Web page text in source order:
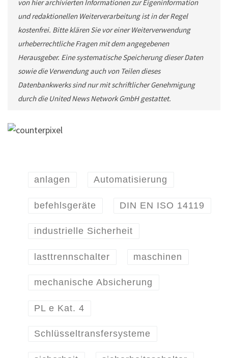
von hier archivierten Informationen zur Eigeninformation
und redaktionellen Weiterverarbeitung ist in der Regel
kostenfrei. Bitte klären Sie vor einer Weiterverwendung
urheberrechtliche Fragen mit dem angegebenen
Herausgeber. Eine systematische Speicherung dieser Daten
sowie die Verwendung auch von Teilen dieses
Datenbankwerks sind nur mit schriftlicher Genehmigung
durch die United News Network GmbH gestattet.
anlagen Automatisierung
befehlsgeräte DIN EN ISO 14119
industrielle Sicherheit
lasttrennschalter maschinen
mechanische Absicherung
PL e Kat. 4
Schlüsseltransfersysteme